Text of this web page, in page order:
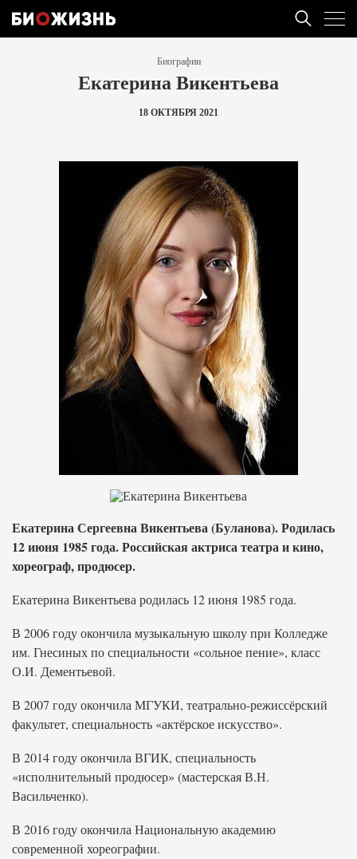
Биографии
Екатерина Викентьева
18 ОКТЯБРЯ 2021
Екатерина Сергеевна Викентьева (Буланова). Родилась
12 июня 1985 года. Российская актриса театра и кино,
хореограф, продюсер.
Екатерина Викентьева родилась 12 июня 1985 года.
В 2006 году окончила музыкальную школу при Колледже
им. Гнесиных по специальности «сольное пение», класс
О.И. Дементьевой.
В 2007 году окончила МГУКИ, театрально-режиссёрский
факультет, специальность «актёрское искусство».
В 2014 году окончила ВГИК, специальность
«исполнительный продюсер» (мастерская В.Н.
Васильченко).
В 2016 году окончила Национальную академию
современной хореографии.